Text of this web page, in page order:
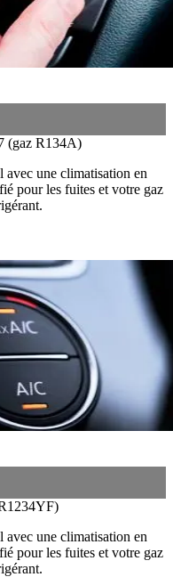
(gaz R134A)
une climatisation en
pour les fuites et votre gaz
une climatisation en
pour les fuites et votre gaz